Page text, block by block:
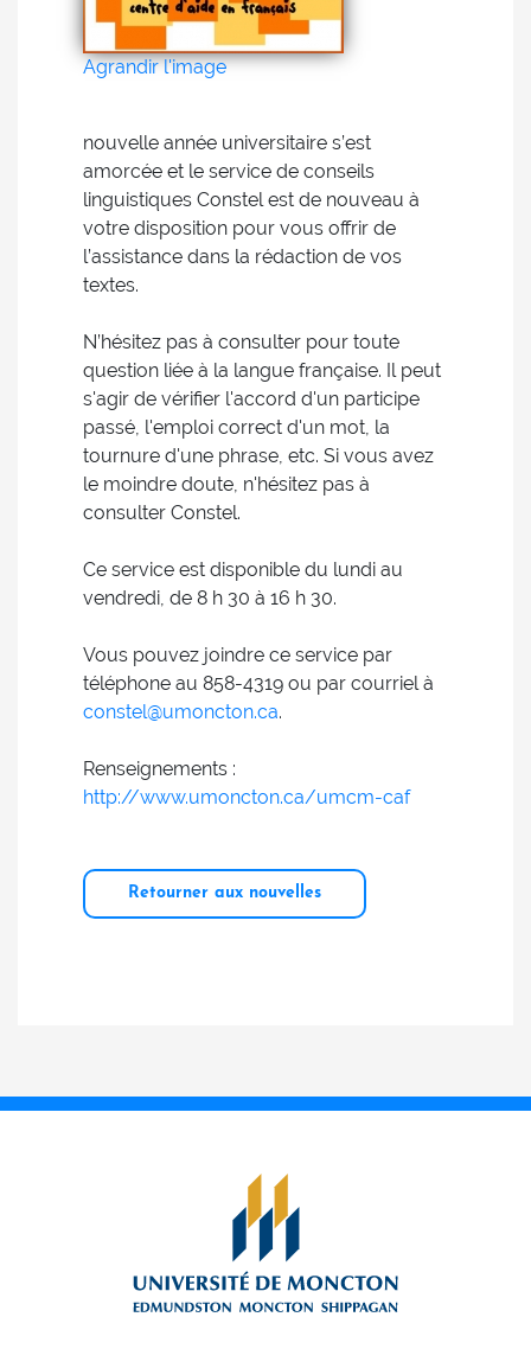
Agrandir l'image
nouvelle année universitaire s’est
amorcée et le service de conseils
linguistiques Constel est de nouveau à
votre disposition pour vous offrir de
l’assistance dans la rédaction de vos
textes.
N’hésitez pas à consulter pour toute
question liée à la langue française. Il peut
s'agir de vérifier l'accord d'un participe
passé, l'emploi correct d'un mot, la
tournure d'une phrase, etc. Si vous avez
le moindre doute, n'hésitez pas à
consulter Constel.
Ce service est disponible du lundi au
vendredi, de 8 h 30 à 16 h 30.
Vous pouvez joindre ce service par
téléphone au 858-4319 ou par courriel à
constel@umoncton.ca.
Renseignements :
http://www.umoncton.ca/umcm-caf
Retourner aux nouvelles